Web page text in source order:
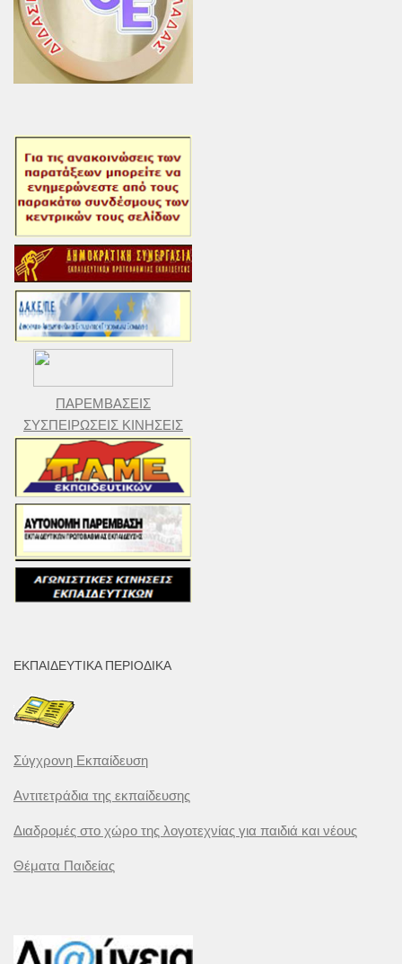
ΠΑΡΕΜΒΑΣΕΙΣ
ΣΥΣΠΕΙΡΩΣΕΙΣ ΚΙΝΗΣΕΙΣ
ΕΚΠΑΙΔΕΥΤΙΚΆ ΠΕΡΙΟΔΙΚΆ
Σύγχρονη Εκπαίδευση
Αντιτετράδια της εκπαίδευσης
Διαδρομές στο χώρο της λογοτεχνίας για παιδιά και νέους
Θέματα Παιδείας